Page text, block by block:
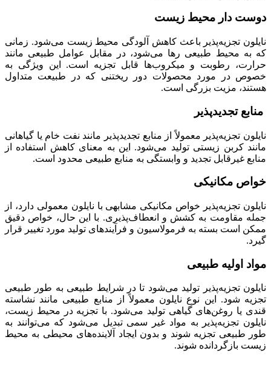
دوست دار محیط زیست
نایلون تجزیه‌پذیر باعث کاهش آلودگی محیط زیست می‌شود. زمانی
که به محیط طبیعی رها می‌شود، در مقابل عوامل طبیعی مانند
حرارت، رطوبت و میکروب‌ها قابل تجزیه است. این ویژگی به
خصوص در مورد محصولات دور ریختنی که در طبیعت متداول
هستند، مزیت بزرگی است.
منابع تجدیدپذیر
نایلون تجزیه‌پذیر معمولاً از منابع تجدیدپذیر مانند نفت خام یا گیاهانی
مانند کربن زیستی تولید می‌شود. این به معنای کاهش استفاده از
منابع غیرقابل تجدید و وابستگی به منابع طبیعی محدود است.
خواص مکانیکی
نایلون تجزیه‌پذیر خواص مکانیکی مشابهی با نایلون معمولی دارد، از
جمله مقاومت به کشش و انعطاف‌پذیری. با این حال، خواص دقیق
ممکن است بسته به فرمولاسیون و فرآیندهای تولید مورد تغییر قرار
گیرد.
مواد اولیه طبیعی
نایلون تجزیه‌پذیر تولید می‌شود تا در شرایط طبیعی به طور طبیعی
تجزیه شود. این نوع نایلون معمولاً از منابع طبیعی مانند نشاسته
قندی یا روغن‌های گیاهی تولید می‌شود. با تجزیه در محیط زیست،
نایلون تجزیه‌پذیر به مواد غیر سمی تبدیل می‌شود که می‌توانند به
طور طبیعی تجزیه شوند و بدون ایجاد آلاینده‌های محیطی به محیط
زیست بازگردانده شوند.